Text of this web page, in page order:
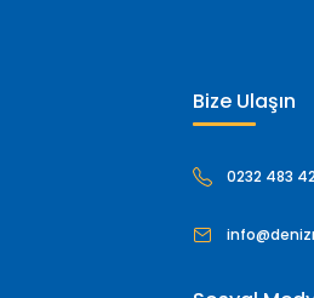
Bize Ulaşın
0232 483